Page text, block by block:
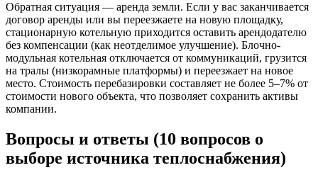
Обратная ситуация — аренда земли. Если у вас заканчивается
договор аренды или вы переезжаете на новую площадку,
стационарную котельную приходится оставить арендодателю
без компенсации (как неотделимое улучшение). Блочно-
модульная котельная отключается от коммуникаций, грузится
на тралы (низкорамные платформы) и переезжает на новое
место. Стоимость перебазировки составляет не более 5–7% от
стоимости нового объекта, что позволяет сохранить активы
компании.
Вопросы и ответы (10 вопросов о
выборе источника теплоснабжения)